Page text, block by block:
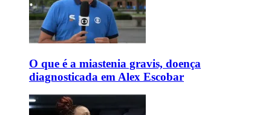
O que é a miastenia gravis, doença
diagnosticada em Alex Escobar